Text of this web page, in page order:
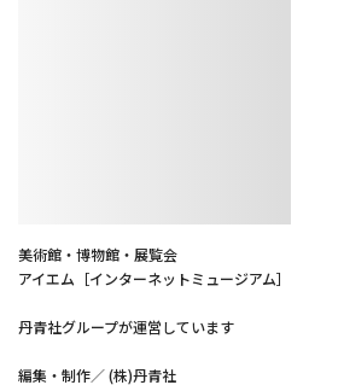
美術館・博物館・展覧会
アイエム［インターネットミュージアム］
丹青社グループが運営しています
編集・制作／ (株)丹青社